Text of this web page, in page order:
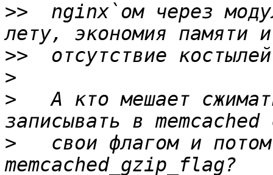
>> nginx`ом через
>>
>
> А кто мешает
> свои флагом и потом